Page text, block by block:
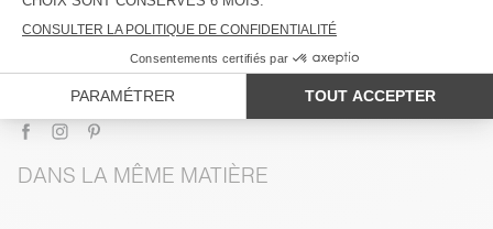
DANS LA MÊME MATIÈRE